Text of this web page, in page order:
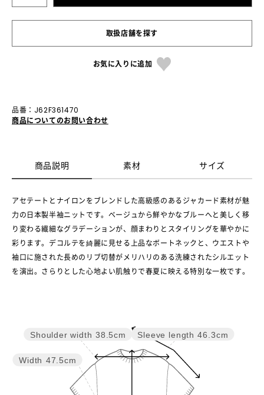
取扱店舗を探す
お気に入りに追加
品番：J62F361470
商品についてのお問い合わせ
商品説明 素材 サイズ
アセテートとナイロンをブレンドした高級感のあるジャカード素材が魅
力の日本製半袖ニットです。ベージュから鮮やかなブルーへと美しく移
り変わる繊細なグラデーションが、顔まわりとスタイリングを華やかに
彩ります。デコルテを綺麗に見せる上品なボートネックと、ウエストや
袖口に施された長めのリブ切替がメリハリのある洗練されたシルエット
を演出。さらりとした心地よい肌触りで春夏に映える特別な一枚です。
Sleeve length 46.3cm
Width 47.5cm
Shoulder width 38.5cm